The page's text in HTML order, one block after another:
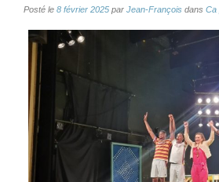
Posté le 8 février 2025 par Jean-François dans Ca